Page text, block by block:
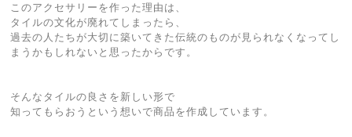
このアクセサリーを作った理由は、
タイルの文化が廃れてしまったら、
過去の人たちが大切に築いてきた伝統のものが見られなくなってし
まうかもしれないと思ったからです。
そんなタイルの良さを新しい形で
知ってもらおうという想いで商品を作成しています。